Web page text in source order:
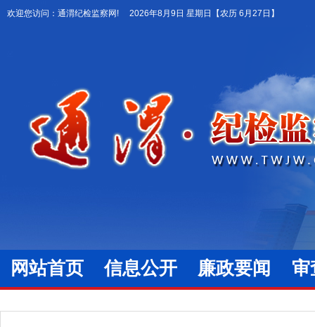
欢迎您访问：通渭纪检监察网! 2026年8月9日 星期日 【农历 6月27日】
网站首页 信息公开 廉政要闻 审